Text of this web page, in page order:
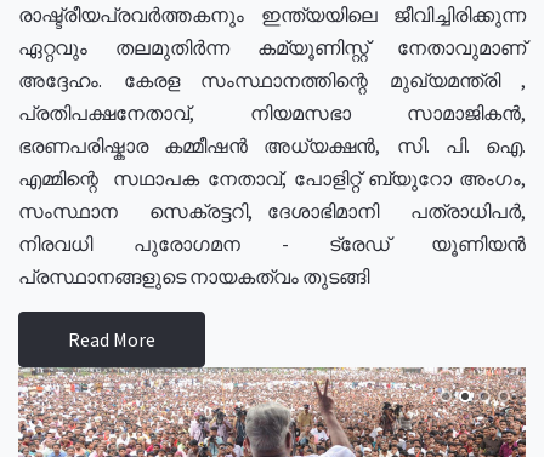
രാഷ്ട്രീയപ്രവർത്തകനും ഇന്ത്യയിലെ ജീവിച്ചിരിക്കുന്ന
ഏറ്റവും തലമുതിർന്ന കമ്യൂണിസ്റ്റ് നേതാവുമാണ്
അദ്ദേഹം. കേരള സംസ്ഥാനത്തിന്റെ മുഖ്യമന്ത്രി ,
പ്രതിപക്ഷനേതാവ്, നിയമസഭാ സാമാജികൻ,
ഭരണപരിഷ്കാര കമ്മീഷൻ അധ്യക്ഷൻ, സി. പി. ഐ.
എമ്മിന്റെ സഥാപക നേതാവ്, പോളിറ്റ് ബ്യുറോ അംഗം,
സംസ്ഥാന സെക്രട്ടറി, ദേശാഭിമാനി പത്രാധിപർ,
നിരവധി പുരോഗമന - ട്രേഡ് യൂണിയൻ
പ്രസ്ഥാനങ്ങളുടെ നായകത്വം തുടങ്ങി
Read More